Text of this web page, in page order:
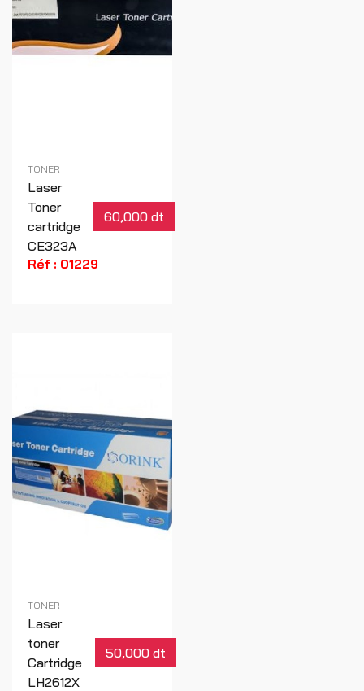
TONER
Laser
Toner
cartridge
CE323A
60,000 dt
Réf : 01229
TONER
Laser
toner
Cartridge
LH2612X
50,000 dt